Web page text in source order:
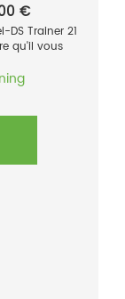
€
Trainer 21
qu'il vous